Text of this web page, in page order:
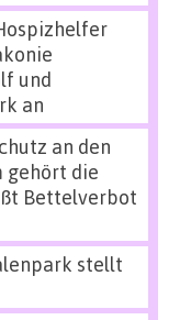
und
an
an den
gehört die
Bettelverbot
stellt